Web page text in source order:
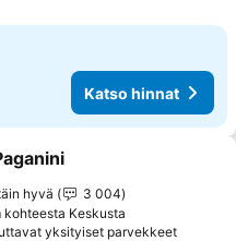
Katso hinnat
suosikkeihin
hyvä
3 004
kohteesta Keskusta
yksityiset parvekkeet